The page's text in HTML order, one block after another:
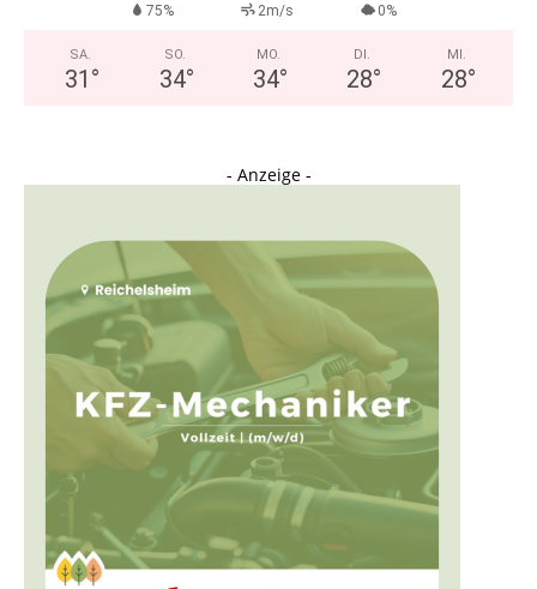
75% 2m/s 0%
SA.
31 °
SO.
34°
MO.
34°
DI.
28°
MI.
28°
- Anzeige -